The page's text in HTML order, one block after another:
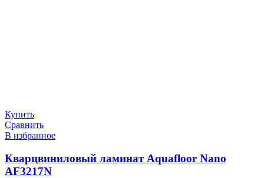
Купить
Сравнить
В избранное
Кварцвиниловый ламинат Aquafloor Nano
AF3217N